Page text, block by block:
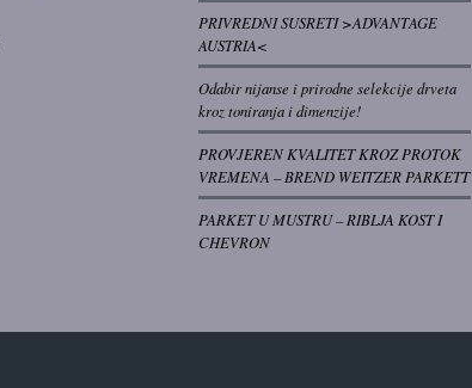
PRIVREDNI SUSRETI >ADVANTAGE
AUSTRIA<
Odabir nijanse i prirodne selekcije drveta
kroz toniranja i dimenzije!
PROVJEREN KVALITET KROZ PROTOK
VREMENA – BREND WEITZER PARKETT
PARKET U MUSTRU – RIBLJA KOST I
CHEVRON